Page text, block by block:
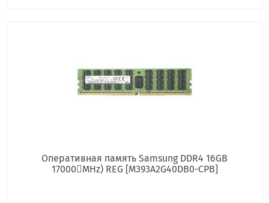
Оперативная память Samsung DDR4 16GB
17000񢋕MHz) REG [M393A2G40DB0-CPB]